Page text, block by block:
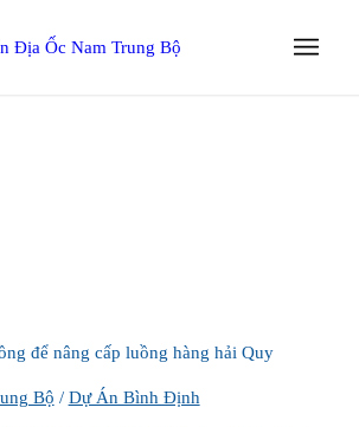
để nâng cấp luồng hàng hải Quy
Bộ / Dự Án Bình Định